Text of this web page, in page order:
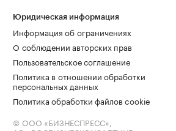
Юридическая информация
Информация об ограничениях
О соблюдении авторских прав
Пользовательское соглашение
Политика в отношении обработки
персональных данных
Политика обработки файлов cookie
© ООО «БИЗНЕСПРЕСС»,